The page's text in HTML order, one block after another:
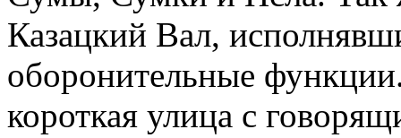
Казацкий Вал,
оборонительные
короткая улица с